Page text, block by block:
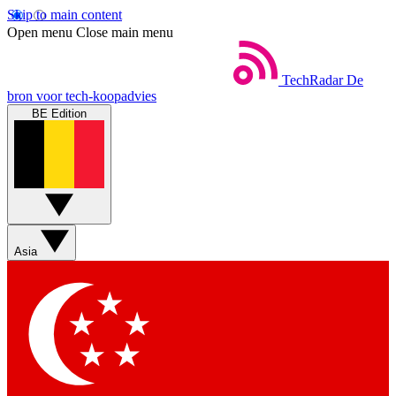
Skip to main content
Open menu Close main menu
TechRadar De
bron voor tech-koopadvies
BE Edition
Asia